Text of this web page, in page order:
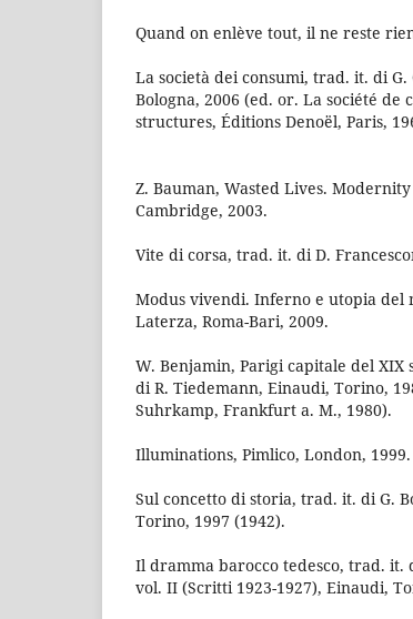
Quand on enlève tout, il ne reste
La società dei consumi, trad. it. di G.
Bologna, 2006 (ed. or. La société de
structures, Éditions Denoël, Paris,
Z. Bauman, Wasted Lives.
Cambridge, 2003.
Vite di corsa, trad. it. di D.
Modus vivendi. Inferno e utopia del
Laterza, Roma-Bari, 2009.
W. Benjamin, Parigi capitale del XIX
di R. Tiedemann, Einaudi, Torino,
Suhrkamp, Frankfurt a. M., 1980).
Illuminations, Pimlico, London, 1999.
Sul concetto di storia, trad. it. di G.
Torino, 1997 (1942).
Il dramma barocco tedesco, trad. it.
vol. II (Scritti 1923-1927), Einaudi,